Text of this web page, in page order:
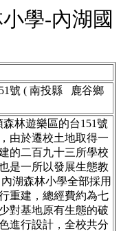
學-內湖國
號 ( 南投縣 鹿谷鄉
林遊樂區的台151號
由於遷校土地取得一
的二百九十三所學校
是一所以發展生態教
湖森林小學全部採用
重建，總經費約為七
對基地原有生態的破
進行設計，全校共分